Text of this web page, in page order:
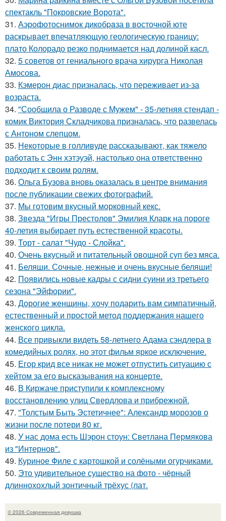
спектакль "Покровские Ворота".
31. Аэрофотоснимок дикобpaза в восточной юте
раскрывает впечатляющую геологическую границу:
плато Колорадо резко поднимается над долиной касл.
32. 5 советов от гениального врача хирурга Николая
Амосова.
33. Кэмерон диас призналась, что переживает из-за
возраста.
34. "Сообщила о Разводе с Мужем" - 35-летняя стендап -
комик Виктория Складчикова призналась, что развелась
с Антоном слепцом.
35. Некоторые в голливуде рассказывают, как тяжело
работать с Энн хэтэуэй, настолько она ответственно
подходит к своим ролям.
36. Ольга Бузова вновь оказалась в центре внимания
после публикации свежих фотографий.
37. Мы готовим вкусный морковный кекс.
38. Звезда "Игры Престолов" Эмилия Кларк на пороге
40-летия выбирает путь естественной красоты.
39. Торт - салат "Чудо - Слойка".
40. Очень вкусный и питательный овощной суп без мяса.
41. Беляши. Сочные, нежные и очень вкусные беляши!
42. Появились новые кадры с сидни суини из третьего
сезона "Эйфории".
43. Дорогие женщины, хочу подарить вам симпатичный,
естественный и простой метод поддержания нашего
женского цикла.
44. Все привыкли видеть 58-летнего Адама сэндлера в
комедийных ролях, но этот фильм яркое исключение.
45. Егор крид все никак не может отпустить ситуацию с
хейтом за его высказывания на концерте.
46. В Киржаче приступили к комплексному
восстановлению улиц Свердлова и прибрежной.
47. "Толстым Быть Эстетичнее": Александр морозов о
жизни после потери 80 кг.
48. У нас дома есть Шэрон стоун: Светлана Пермякова
из "Интернов".
49. Куриное Филе с картошкой и солёными огурчиками.
50. Это удивительное существо на фото - чёрный
длиннохохлый зонтичный трёхус (лат.
© 2026 Современная девушка